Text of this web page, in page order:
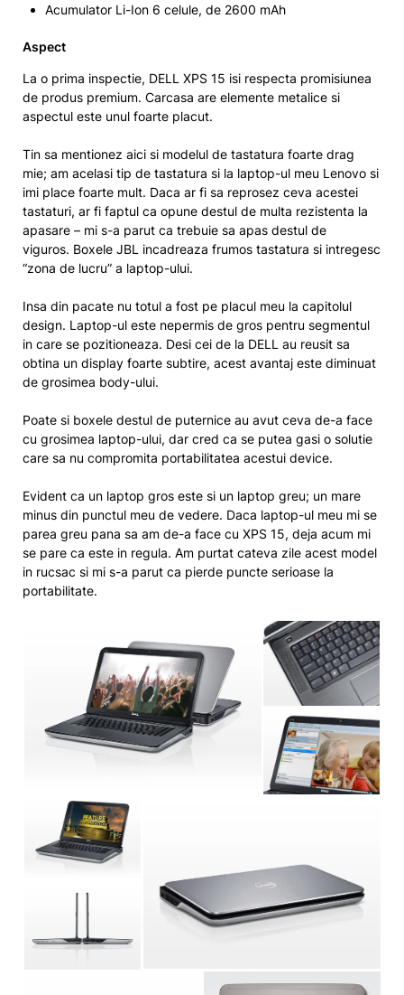
Acumulator Li-Ion 6 celule, de 2600 mAh
Aspect
La o prima inspectie, DELL XPS 15 isi respecta promisiunea
de produs premium. Carcasa are elemente metalice si
aspectul este unul foarte placut.
Tin sa mentionez aici si modelul de tastatura foarte drag
mie; am acelasi tip de tastatura si la laptop-ul meu Lenovo si
imi place foarte mult. Daca ar fi sa reprosez ceva acestei
tastaturi, ar fi faptul ca opune destul de multa rezistenta la
apasare – mi s-a parut ca trebuie sa apas destul de
viguros. Boxele JBL incadreaza frumos tastatura si intregesc
“zona de lucru” a laptop-ului.
Insa din pacate nu totul a fost pe placul meu la capitolul
design. Laptop-ul este nepermis de gros pentru segmentul
in care se pozitioneaza. Desi cei de la DELL au reusit sa
obtina un display foarte subtire, acest avantaj este diminuat
de grosimea body-ului.
Poate si boxele destul de puternice au avut ceva de-a face
cu grosimea laptop-ului, dar cred ca se putea gasi o solutie
care sa nu compromita portabilitatea acestui device.
Evident ca un laptop gros este si un laptop greu; un mare
minus din punctul meu de vedere. Daca laptop-ul meu mi se
parea greu pana sa am de-a face cu XPS 15, deja acum mi
se pare ca este in regula. Am purtat cateva zile acest model
in rucsac si mi s-a parut ca pierde puncte serioase la
portabilitate.